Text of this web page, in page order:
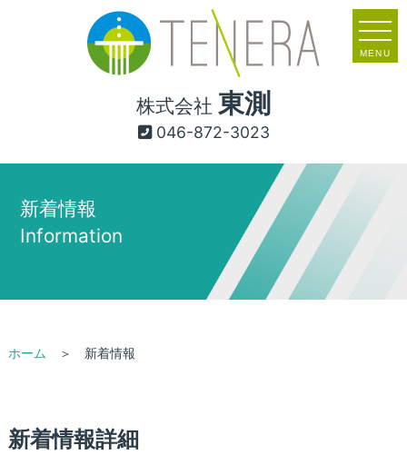
株式会社 東測
046-872-3023
MENU
新着情報
Information
ホーム ＞ 新着情報
新着情報詳細